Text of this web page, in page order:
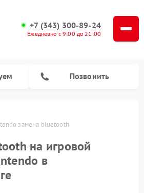
+7 (343) 300-89-24
Ежедневно с 9:00 до 21:00
Позвонить
замена bluetooth
на игровой
в